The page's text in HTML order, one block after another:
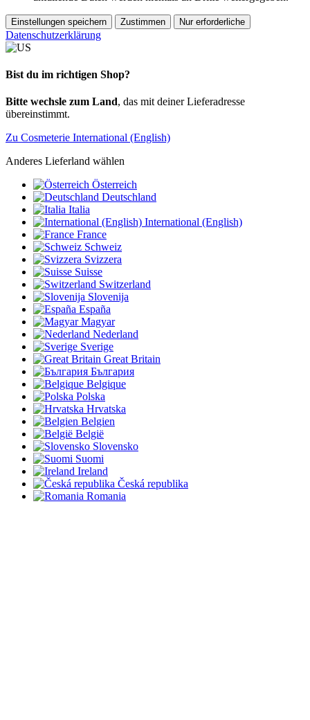
Einstellungen speichern Zustimmen Nur erforderliche
Datenschutzerklärung
Bist du im richtigen Shop?
Bitte wechsle zum Land, das mit deiner Lieferadresse
übereinstimmt.
Zu Cosmeterie International (English)
Anderes Lieferland wählen
Österreich
Deutschland
Italia
International (English)
France
Schweiz
Svizzera
Suisse
Switzerland
Slovenija
España
Magyar
Nederland
Sverige
Great Britain
България
Belgique
Polska
Hrvatska
Belgien
België
Slovensko
Suomi
Ireland
Česká republika
Romania